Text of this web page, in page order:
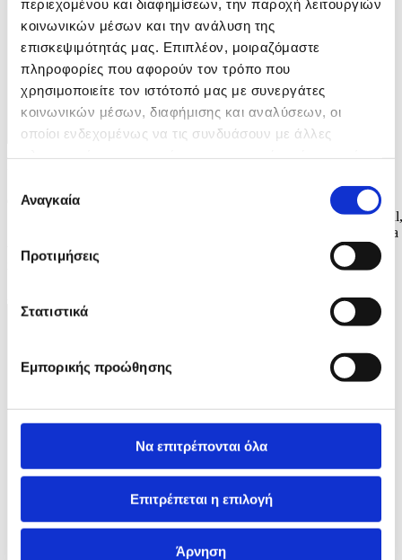
περιεχομένου και διαφημίσεων, την παροχή λειτουργιών
κοινωνικών μέσων και την ανάλυση της
επισκεψιμότητάς μας. Επιπλέον, μοιραζόμαστε
πληροφορίες που αφορούν τον τρόπο που
χρησιμοποιείτε τον ιστότοπό μας με συνεργάτες
κοινωνικών μέσων, διαφήμισης και αναλύσεων, οι
οποίοι ενδεχομένως να τις συνδυάσουν με άλλες
των υπηρεσιών τους.
συγκατάθεσης
Αναγκαία
Προτιμήσεις
Στατιστικά
Εμπορικής προώθησης
Να επιτρέπονται όλα
Επιτρέπεται η επιλογή
Άρνηση
epaselect epa11825046 Supporters of South Korean President Yoon
Suk Yeol gather during a rally near the presidential residence in Seoul,
South Korea, 15 January 2025. On 07 January 2025, a court refiled a
warrant to extend the deadline to detain Yoon over his failed bid to
impose martial law in December 2024. EPA/JEON HEON-KYUN